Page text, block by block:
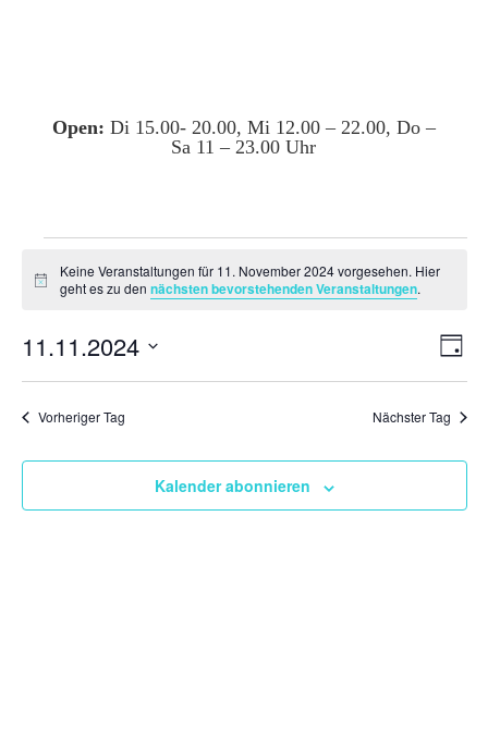
Open: Di 15.00- 20.00, Mi 12.00 – 22.00, Do –
Sa 11 – 23.00 Uhr
für
November
2024
Hinweis
Keine Veranstaltungen für 11. November 2024 vorgesehen. Hier
geht es zu dennächsten bevorstehenden Veranstaltungen.
Tag
11.11.2024
Vorheriger Tag Nächster Tag
Kalender abonnieren